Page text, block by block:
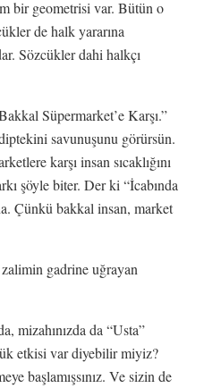
bir geometrisi var. Bütün o
de halk yararına
Sözcükler dahi halkçı
Süpermarket’e Karşı.”
savunuşunu görürsün.
karşı insan sıcaklığını
şöyle biter. Der ki “İcabında
Çünkü bakkal insan, market
gadrine uğrayan
mizahınızda da “Usta”
etkisi var diyebilir miyiz?
başlamışsınız. Ve sizin de